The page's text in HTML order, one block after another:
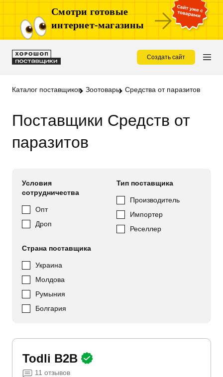
Смотри готовые
интернет-магазины
Создать сайт
Каталог поставщиков Зоотовары Средства от паразитов
Поставщики Средств от
паразитов
Условия
сотрудничества
Опт
Дроп
Тип поставщика
Производитель
Импортер
Реселлер
Страна поставщика
Украина
Молдова
Румыния
Болгария
Todli B2B
11 отзывов